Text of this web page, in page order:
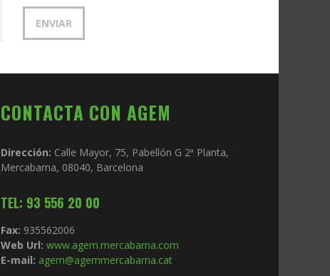
CONTACTA CON AGEM
Dirección: Calle Mayor, 75, Pabellón G 2ª Planta,
Mercabarna, 08040, Barcelona
TEL: 93 556 20 00
Fax: 935562006
Web Url: www.agem.mercabarna.com
E-mail: agem@agemmercabarna.cat